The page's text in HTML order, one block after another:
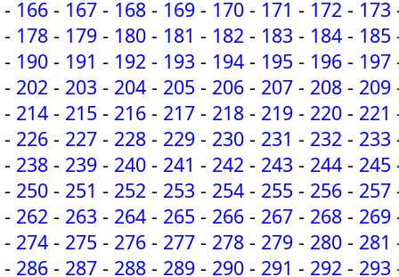
- 166 - 167 - 168 - 169 - 170 - 171 - 172 - 173
- 178 - 179 - 180 - 181 - 182 - 183 - 184 - 185
- 190 - 191 - 192 - 193 - 194 - 195 - 196 - 197
- 202 - 203 - 204 - 205 - 206 - 207 - 208 - 209
- 214 - 215 - 216 - 217 - 218 - 219 - 220 - 221
- 226 - 227 - 228 - 229 - 230 - 231 - 232 - 233
- 238 - 239 - 240 - 241 - 242 - 243 - 244 - 245
- 250 - 251 - 252 - 253 - 254 - 255 - 256 - 257
- 262 - 263 - 264 - 265 - 266 - 267 - 268 - 269
- 274 - 275 - 276 - 277 - 278 - 279 - 280 - 281
- 286 - 287 - 288 - 289 - 290 - 291 - 292 - 293